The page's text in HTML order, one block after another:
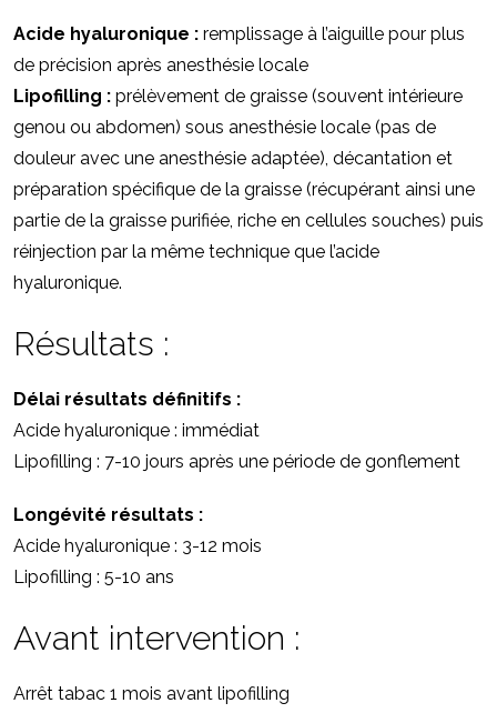
Acide hyaluronique : remplissage à l’aiguille pour plus
de précision après anesthésie locale
Lipofilling : prélèvement de graisse (souvent intérieure
genou ou abdomen) sous anesthésie locale (pas de
douleur avec une anesthésie adaptée), décantation et
préparation spécifique de la graisse (récupérant ainsi une
partie de la graisse purifiée, riche en cellules souches) puis
réinjection par la même technique que l’acide
hyaluronique.
Résultats :
Délai résultats définitifs :
Acide hyaluronique : immédiat
Lipofilling : 7-10 jours après une période de gonflement
Longévité résultats :
Acide hyaluronique : 3-12 mois
Lipofilling : 5-10 ans
Avant intervention :
Arrêt tabac 1 mois avant lipofilling